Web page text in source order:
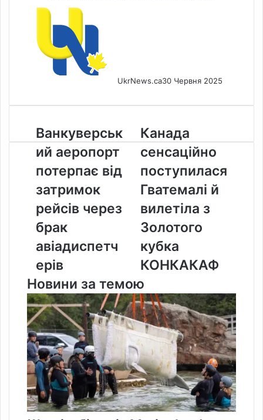
UkrNews.ca30 Червня 2025
Ванкуверський
аеропорт
потерпає
від
затримок
рейсів
через
брак
авіадиспетчерів
Ванкуверськ
ий аеропорт
потерпає від
затримок
рейсів через
брак
авіадиспетч
ерів
Канада
сенсаційно
поступилася
Гватемалі
й
вилетіла
Золотого
кубка
КОНКАКАФ
Канада
сенсаційно
поступилася
Гватемалі й
вилетіла з
Золотого
кубка
КОНКАКАФ
Новини за темою